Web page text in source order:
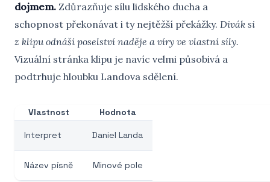
dojmem. Zdůrazňuje sílu lidského ducha a
schopnost překonávat i ty nejtěžší překážky. Divák si
z klipu odnáší poselství naděje a víry ve vlastní síly.
Vizuální stránka klipu je navíc velmi působivá a
podtrhuje hloubku Landova sdělení.
Vlastnost Hodnota
Interpret Daniel Landa
Název písně Minové pole